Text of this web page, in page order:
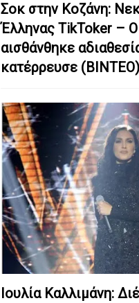
Σοκ στην Κοζάνη:
Έλληνας TikToker –
αισθάνθηκε
κατέρρευσε (ΒΙΝΤΕΟ)
Ιουλία Καλλιμάνη: